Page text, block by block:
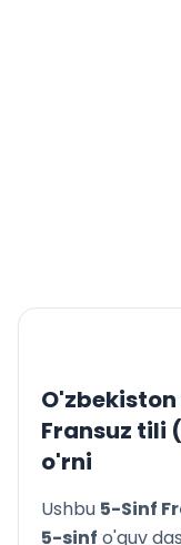
Fransuz tili
o'rni
Ushbu 5-Sinf
5-sinf o'quv